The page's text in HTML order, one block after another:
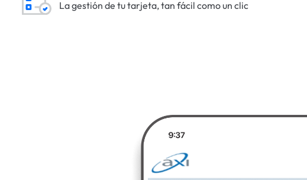
La gestión de tu tarjeta, tan fácil como un clic